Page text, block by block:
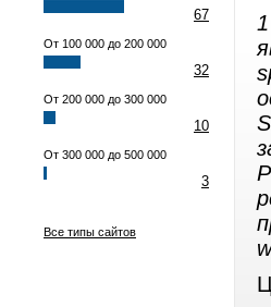
67
От 100 000 до 200 000
32
От 200 000 до 300 000
10
От 300 000 до 500 000
3
Все типы сайтов